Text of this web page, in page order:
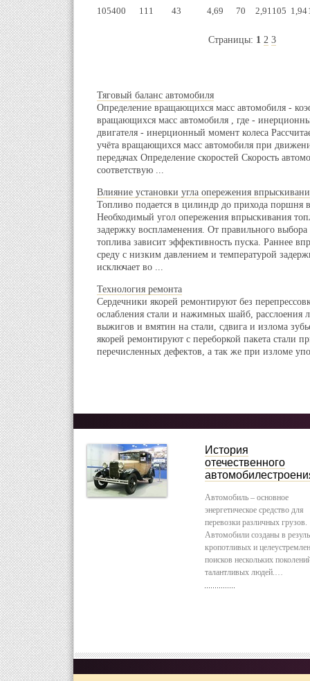
105400 111 43 4,69 70 2,91105 1,94
Страницы: 1 2 3
Тяговый баланс автомобиля
Определение вращающихся масс автомобиля -
вращающихся масс автомобиля , где -
двигателя - инерционный момент колеса
учёта вращающихся масс автомобиля при
передачах Определение скоростей Скорость
соответствую ...
Влияние установки угла опережения
Топливо подается в цилиндр до прихода
Необходимый угол опережения впрыскивания
задержку воспламенения. От правильного
топлива зависит эффективность пуска. Раннее
среду с низким давлением и температурой
исключает во ...
Технология ремонта
Сердечники якорей ремонтируют без
ослабления стали и нажимных шайб, расслоения
выжигов и вмятин на стали, сдвига и излома
якорей ремонтируют с переборкой пакета стали
перечисленных дефектов, а так же при изломе
История
отечественного
Автомобиль – основное
энергетическое средство для
перевозки различных грузов.
Автомобили созданы в
кропотливых и
поисков нескольких
талантливых людей.…